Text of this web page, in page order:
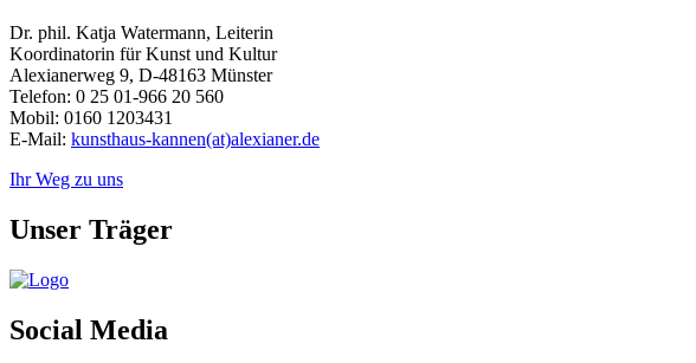
Dr. phil. Katja Watermann, Leiterin
Koordinatorin für Kunst und Kultur
Alexianerweg 9, D-48163 Münster
Telefon: 0 25 01-966 20 560
Mobil: 0160 1203431
E-Mail: kunsthaus-kannen(at)alexianer.de
Ihr Weg zu uns
Unser Träger
Social Media